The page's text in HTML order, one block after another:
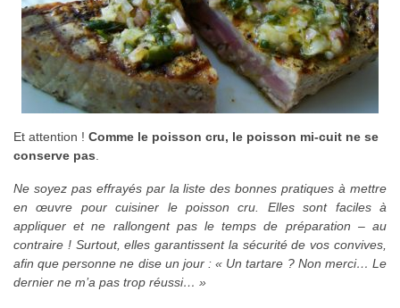
Et attention ! Comme le poisson cru, le poisson mi-cuit ne se
conserve pas
Ne soyez pas effrayés par la liste des bonnes pratiques à mettre
en œuvre pour cuisiner le poisson cru. Elles sont faciles à
appliquer et ne rallongent pas le temps de préparation – au
contraire ! Surtout, elles garantissent la sécurité de vos convives,
afin que personne ne dise un jour : « Un tartare ? Non merci… Le
dernier ne m’a pas trop réussi… »